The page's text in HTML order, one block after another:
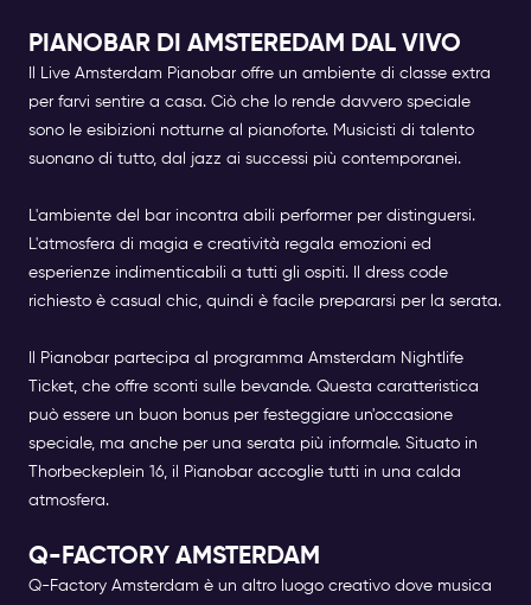
PIANOBAR DI AMSTEREDAM DAL VIVO
Il Live Amsterdam Pianobaroffre un ambiente di classe extra
per farvi sentire a casa. Ciò che lo rende davvero speciale
sono le esibizioni notturne al pianoforte. Musicisti di talento
suonano di tutto, dal jazz ai successi più contemporanei.
L'ambiente del bar incontra abili performer per distinguersi.
L'atmosfera di magia e creatività regala emozioni ed
esperienze indimenticabili a tutti gli ospiti. Il dress code
richiesto è casual chic, quindi è facile prepararsi per la serata.
Il Pianobar partecipa al programma Amsterdam Nightlife
Ticket, che offre sconti sulle bevande. Questa caratteristica
può essere un buon bonus per festeggiare un'occasione
speciale, ma anche per una serata più informale. Situato in
Thorbeckeplein 16, il Pianobar accoglie tutti in una calda
atmosfera.
Q-FACTORY AMSTERDAM
Q-Factory Amsterdam è un altro luogo creativo dove musica